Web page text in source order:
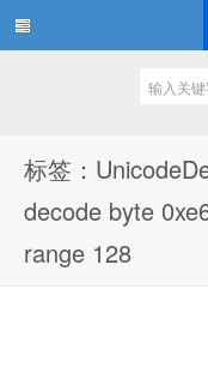
标签：
decode byte
range 128